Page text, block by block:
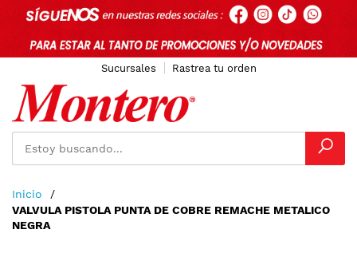
Sucursales Rastrea tu orden
contenido
Inicio
VALVULA PISTOLA PUNTA DE COBRE REMACHE METALICO
NEGRA